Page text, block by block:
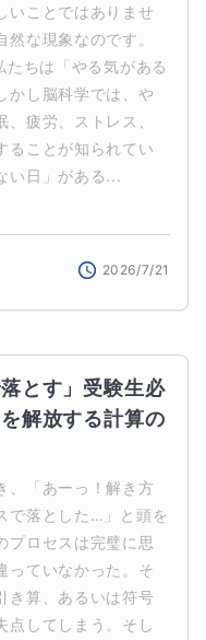
いことではありませ
な現象なのです。
ちは「やる気がある
かし脳科学では、や
疲労、ストレス、
ることが知られてい
い日」がある...
2026/7/21
とす」受験生必
解放する計算の
、「あーっ！解き方
で落とした…」と頭を
プロセスは完璧に思
っていなかった。そ
き算、あるいは符号
点してしまう。そし